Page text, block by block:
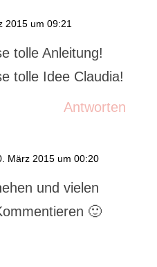
2015 um 09:21
tolle Anleitung!
tolle Idee Claudia!
Antworten
März 2015 um 00:20
und vielen
🙂